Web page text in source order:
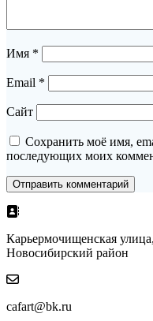
Имя *
Email *
Сайт
Сохранить моё имя,
последующих моих
Карьермочищенская
Новосибирский район
cafart@bk.ru